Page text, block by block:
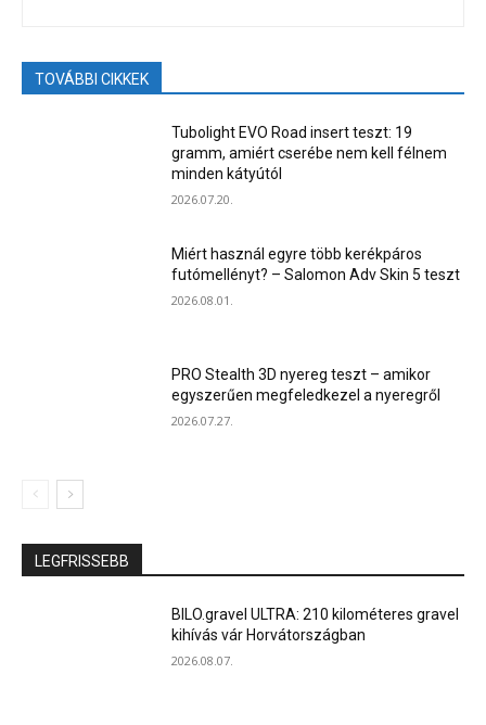
TOVÁBBI CIKKEK
Tubolight EVO Road insert teszt: 19
gramm, amiért cserébe nem kell félnem
minden kátyútól
2026.07.20.
Miért használ egyre több kerékpáros
futómellényt? – Salomon Adv Skin 5 teszt
2026.08.01.
PRO Stealth 3D nyereg teszt – amikor
egyszerűen megfeledkezel a nyeregről
2026.07.27.
LEGFRISSEBB
BILO.gravel ULTRA: 210 kilométeres gravel
kihívás vár Horvátországban
2026.08.07.